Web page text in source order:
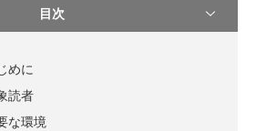
目次
めに
読者
な環境